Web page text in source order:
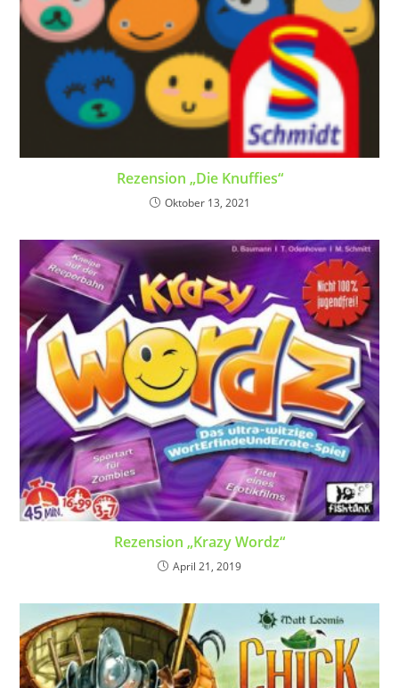
Rezension „Die Knuffies“
Oktober 13, 2021
Rezension „Krazy Wordz“
April 21, 2019